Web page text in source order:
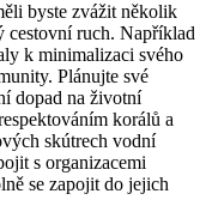
byste zvážit několik
cestovní ruch. Například
k ⁣minimalizaci svého
Plánujte své
dopad na životní⁤
korálů a
skútrech vodní
s organizacemi
se ‍zapojit do jejich